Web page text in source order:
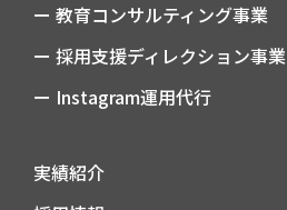
ー 教育コンサルティング事業
ー 採用支援ディレクション事業
ー Instagram運用代行
実績紹介